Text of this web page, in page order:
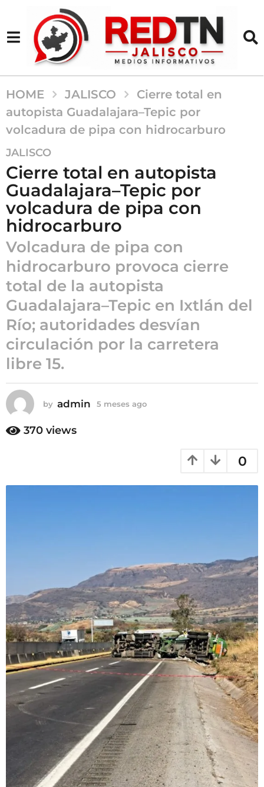
HOME JALISCO
Cierre total en
autopista Guadalajara–Tepic por
volcadura de pipa con hidrocarburo
5
m
e
s
e
s
a
g
o
m
e
s
e
s
o
JALISCO
Cierre total en autopista
Guadalajara–Tepic por
volcadura de pipa con
hidrocarburo
Volcadura de pipa con
hidrocarburo provoca cierre
total de la autopista
Guadalajara–Tepic en Ixtlán del
Río; autoridades desvían
circulación por la carretera
libre 15.
by admin 5 meses ago
370 views
0